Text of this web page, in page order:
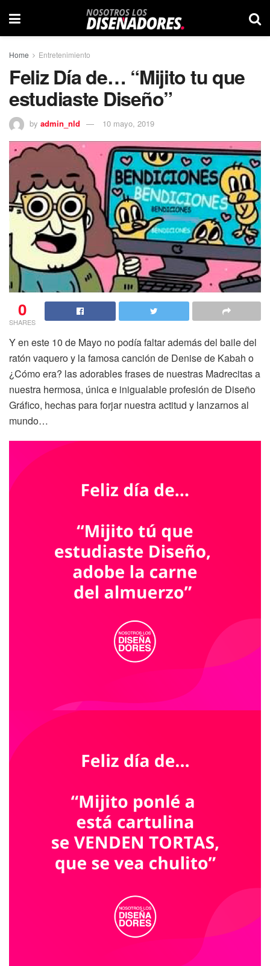
Home Entretenimiento
Feliz Día de… “Mijito tu que
estudiaste Diseño”
by admin_nld 10 mayo, 2019
0
SHARES
Y en este 10 de Mayo no podía faltar además del baile del
ratón vaquero y la famosa canción de Denise de Kabah o
¿Cómo era? las adorables frases de nuestras Madrecitas a
nuestra hermosa, única e inigualable profesión de Diseño
Gráfico, hechas para forjar nuestra actitud y lanzarnos al
mundo…